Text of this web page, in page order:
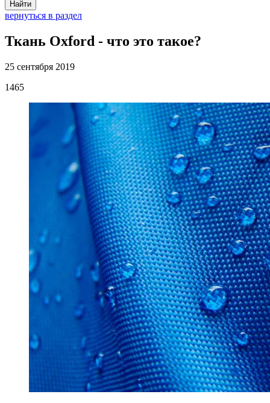
Найти
вернуться в раздел
Ткань Oxford - что это такое?
25 сентября 2019
1465